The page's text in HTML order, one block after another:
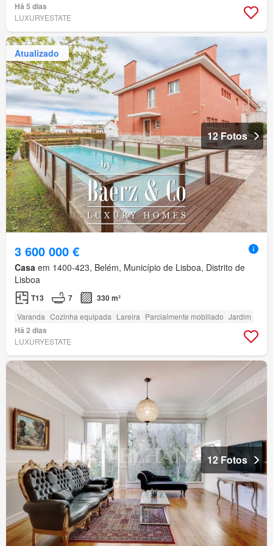
Há 5 dias
LUXURYESTATE
Atualizado
12 Fotos
3 600 000 €
Casa em 1400-423, Belém, Município de Lisboa, Distrito de
Lisboa
T13 7 330 m²
Varanda Cozinha equipada Lareira Parcialmente mobiliado Jardim
Há 2 dias
LUXURYESTATE
12 Fotos